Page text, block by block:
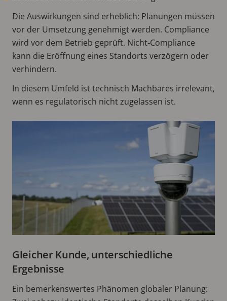
Die Auswirkungen sind erheblich: Planungen müssen
vor der Umsetzung genehmigt werden. Compliance
wird vor dem Betrieb geprüft. Nicht‑Compliance
kann die Eröffnung eines Standorts verzögern oder
verhindern.
In diesem Umfeld ist technisch Machbares irrelevant,
wenn es regulatorisch nicht zugelassen ist.
Gleicher Kunde, unterschiedliche
Ergebnisse
Ein bemerkenswertes Phänomen globaler Planung: